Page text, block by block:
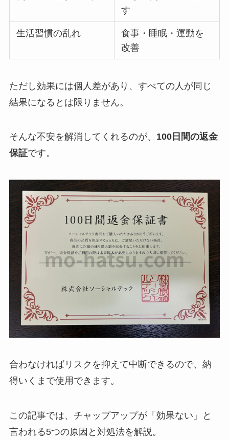
す
生活習慣の乱れ
食事・睡眠・運動を
改善
ただし効果には個人差があり、すべての人が同じ
結果になるとは限りません。
そんな不安を解消してくれるのが、 100日間の返金
保証です。
合わなければリスクを抑えて中断できるので、納
得いくまで使用できます。
この記事では、チャップアップが「効果ない」と
言われる5つの原因と対処法を解説。